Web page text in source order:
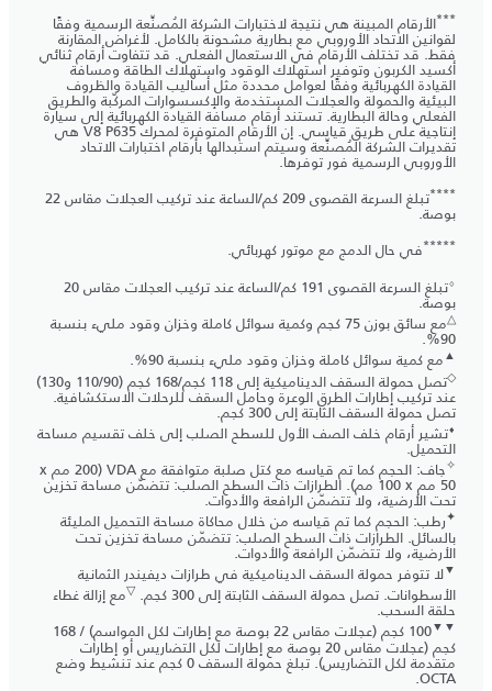
***الأرقام المبينة هي نتيجة لاختبارات الشركة المُصنِّعة الرسمية وفقًا
لقوانين الاتحاد الأوروبي مع بطارية مشحونة بالكامل. لأغراض المقارنة
فقط. قد تختلف الأرقام في الاستعمال الفعلي. قد تتفاوت أرقام ثنائي
أكسيد الكربون وتوفير استهلاك الوقود واستهلاك الطاقة ومسافة
القيادة الكهربائية وفقًا لعوامل محددة مثل أساليب القيادة والظروف
البيئية والحمولة والعجلات المستخدمة والإكسسوارات المركّبة والطريق
الفعلي وحالة البطارية. تستند أرقام مسافة القيادة الكهربائية إلى سيارة
إنتاجية على طريق قياسي. إن الأرقام المتوفرة لمحرك V8 P635 هي
تقديرات الشركة المُصنِّعة وسيتم استبدالها بأرقام اختبارات الاتحاد
الأوروبي الرسمية فور توفرها.
**** تبلغ السرعة القصوى 209 كم/الساعة عند تركيب العجلات مقاس 22
بوصة.
*****في حال الدمج مع موتور كهربائي.
⬨ تبلغ السرعة القصوى 191 كم/الساعة عند تركيب العجلات مقاس 20
بوصة.
△ مع سائق بوزن 75 كجم وكمية سوائل كاملة وخزان وقود مليء بنسبة
90%.
▲مع كمية سوائل كاملة وخزان وقود مليء بنسبة 90%.
◇ تصل حمولة السقف الديناميكية إلى 118 كجم/168 كجم (90‏/110 و130)
عند تركيب إطارات الطرق الوعرة وحامل السقف للرحلات الاستكشافية.
تصل حمولة السقف الثابتة إلى 300 كجم.
⬧تشير أرقام خلف الصف الأول للسطح الصلب إلى خلف تقسيم مساحة
التحميل.
✧ جاف: الحجم كما تم قياسه مع كتل صلبة متوافقة مع VDA (‏200 مم x
‏50 مم x ‏100 مم). الطرازات ذات السطح الصلب: تتضمّن مساحة تخزين
تحت الأرضية، ولا تتضمّن الرافعة والأدوات.
✦رطب: الحجم كما تم قياسه من خلال محاكاة مساحة التحميل المليئة
بالسائل. الطرازات ذات السطح الصلب: تتضمّن مساحة تخزين تحت
الأرضية، ولا تتضمّن الرافعة والأدوات.
▼لا تتوفر حمولة السقف الديناميكية في طرازات ديفيندر الثمانية
الأسطوانات. تصل حمولة السقف الثابتة إلى 300 كجم.
▽مع إزالة غطاء
حلقة السحب.
▼▼ ‏100 كجم (عجلات مقاس 22 بوصة مع إطارات لكل المواسم) / 168
كجم (عجلات مقاس 20 بوصة مع إطارات لكل التضاريس أو إطارات
متقدمة لكل التضاريس). تبلغ حمولة السقف 0 كجم عند تنشيط وضع
OCTA.